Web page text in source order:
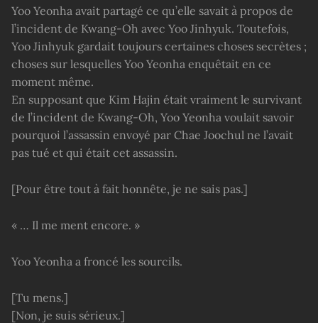
Yoo Yeonha avait partagé ce qu’elle savait à propos de
l’incident de Kwang-Oh avec Yoo Jinhyuk. Toutefois,
Yoo Jinhyuk gardait toujours certaines choses secrètes ;
choses sur lesquelles Yoo Yeonha enquêtait en ce
moment même.
En supposant que Kim Hajin était vraiment le survivant
de l’incident de Kwang-Oh, Yoo Yeonha voulait savoir
pourquoi l’assassin envoyé par Chae Joochul ne l’avait
pas tué et qui était cet assassin.
[Pour être tout à fait honnête, je ne sais pas.]
« … Il me ment encore. »
Yoo Yeonha a froncé les sourcils.
[Tu mens.]
[Non, je suis sérieux.]